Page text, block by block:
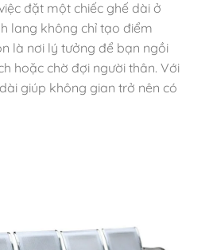
đặt một chiếc ghế dài ở
lang không chỉ tạo điểm
là nơi lý tưởng để bạn ngồi
hoặc chờ đợi người thân. Với
giúp không gian trở nên có